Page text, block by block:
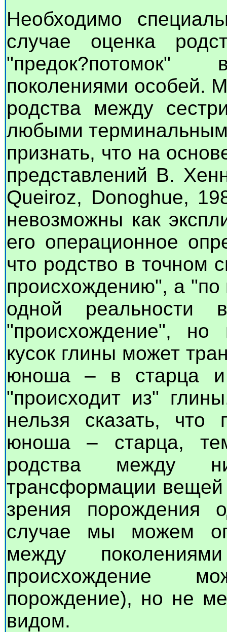
Необходимо
случае оценка
поколениями особей.
родства между
любыми
признать, что на
представлений В.
Queiroz, Donoghue,
невозможны как
его операционное
что родство в точном
происхождению", а
одной
"происхождение",
кусок глины может
юноша – в старца и
"происходит из"
нельзя сказать, что
юноша – старца,
родства между
трансформации вещей
зрения
случае мы можем
между
происхождение
порождение), но не
видом.